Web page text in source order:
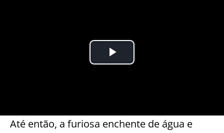
Até então, a furiosa enchente de água e